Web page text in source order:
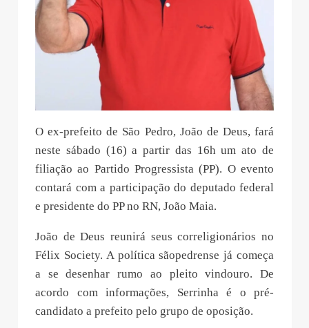
O ex-prefeito de São Pedro, João de Deus, fará
neste sábado (16) a partir das 16h um ato de
filiação ao Partido Progressista (PP). O evento
contará com a participação do deputado federal
e presidente do PP no RN, João Maia.
João de Deus reunirá seus correligionários no
Félix Society. A política sãopedrense já começa
a se desenhar rumo ao pleito vindouro. De
acordo com informações, Serrinha é o pré-
candidato a prefeito pelo grupo de oposição.